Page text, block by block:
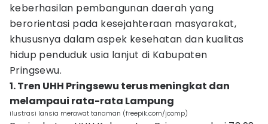
keberhasilan pembangunan daerah yang
berorientasi pada kesejahteraan masyarakat,
khususnya dalam aspek kesehatan dan kualitas
hidup penduduk usia lanjut di Kabupaten
Pringsewu.
1. Tren UHH Pringsewu terus meningkat dan
melampaui rata-rata Lampung
ilustrasi lansia merawat tanaman (freepik.com/jcomp)